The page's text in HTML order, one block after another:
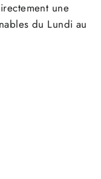
une
du Lundi au